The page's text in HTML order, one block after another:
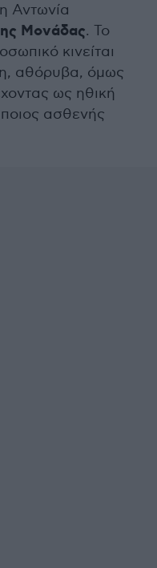
Αντωνία
Μονάδας. Το
κινείται
αθόρυβα, όμως
ως ηθική
ασθενής